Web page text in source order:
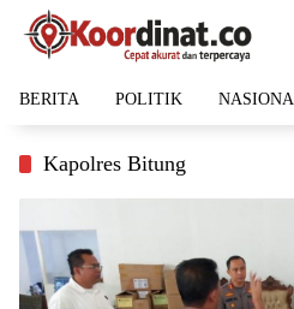
Langsung
BERITA POLITIK
Kapolres Bitung